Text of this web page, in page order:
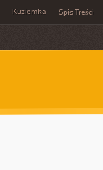
Kuziemka Spis Treści